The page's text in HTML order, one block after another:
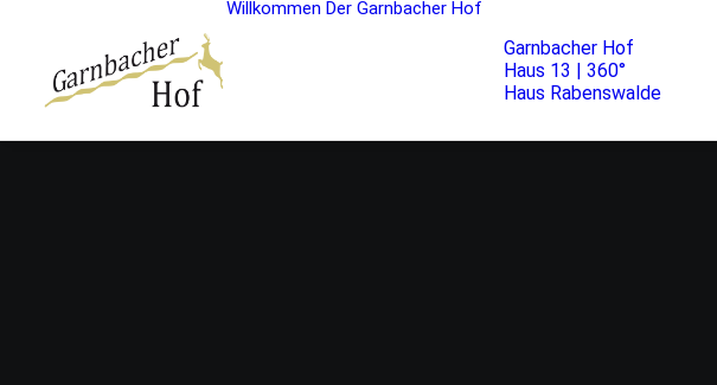
Willkommen Der Garnbacher Hof
Garnbacher Hof
Haus 13 | 360°
Haus Rabenswalde